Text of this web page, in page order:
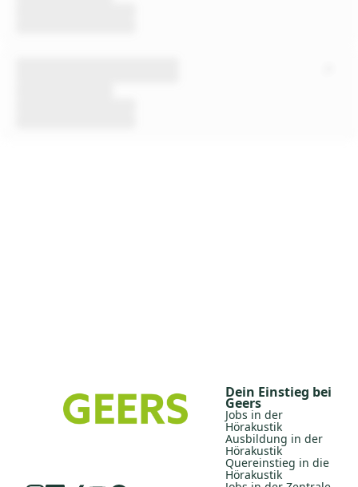
Dein Einstieg bei
Geers
Jobs in der
Hörakustik
Ausbildung in der
Hörakustik
Quereinstieg in die
Hörakustik